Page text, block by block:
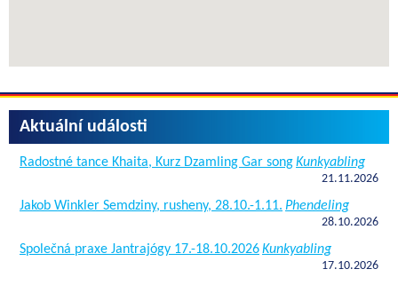
Aktuální události
Radostné tance Khaita, Kurz Dzamling Gar songKunkyabling
21.11.2026
Jakob Winkler Semdziny, rusheny, 28.10.-1.11. Phendeling
28.10.2026
Společná praxe Jantrajógy 17.-18.10.2026Kunkyabling
17.10.2026